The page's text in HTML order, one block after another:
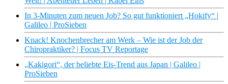
In 3-Minuten zum neuen Job? So gut funktioniert „Hokify“ |
Galileo | ProSieben
Knack! Knochenbrecher am Werk – Wie ist der Job der
Chiropraktiker? | Focus TV Reportage
„Kakigori“, der beliebte Eis-Trend aus Japan | Galileo |
ProSieben